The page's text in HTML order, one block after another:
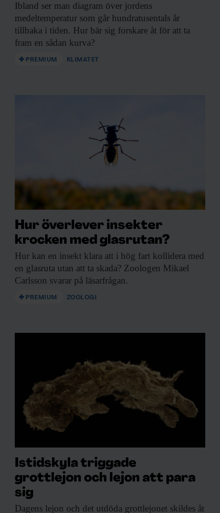
Ibland ser man diagram över jordens
medeltemperatur som går hundratusentals år
tillbaka i tiden. Hur bär sig forskare åt för att ta
fram en sådan kurva?
PREMIUM KLIMATET
Hur överlever insekter
krocken med glasrutan?
Hur kan en insekt klara att i hög fart kollidera med
en glasruta utan att ta skada? Zoologen Mikael
Carlsson svarar på läsarfrågan.
PREMIUM ZOOLOGI
Istidskyla triggade
grottlejon och lejon att para
sig
Dagens lejon och det utdöda grottlejonet skildes åt